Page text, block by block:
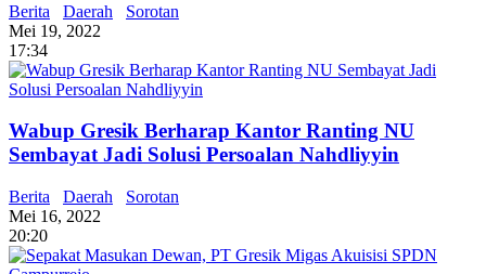
Berita Daerah
Sorotan
Mei 19, 2022
17:34
Wabup Gresik Berharap Kantor Ranting NU
Sembayat Jadi Solusi Persoalan Nahdliyyin
Berita Daerah
Sorotan
Mei 16, 2022
20:20